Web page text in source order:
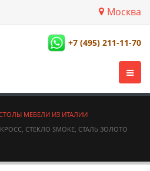
Москва
+7 (495) 211-11-70
МЕБЕЛИ ИЗ ИТАЛИИ
СТЕКЛО SMOKE, СТАЛЬ ЗОЛОТО